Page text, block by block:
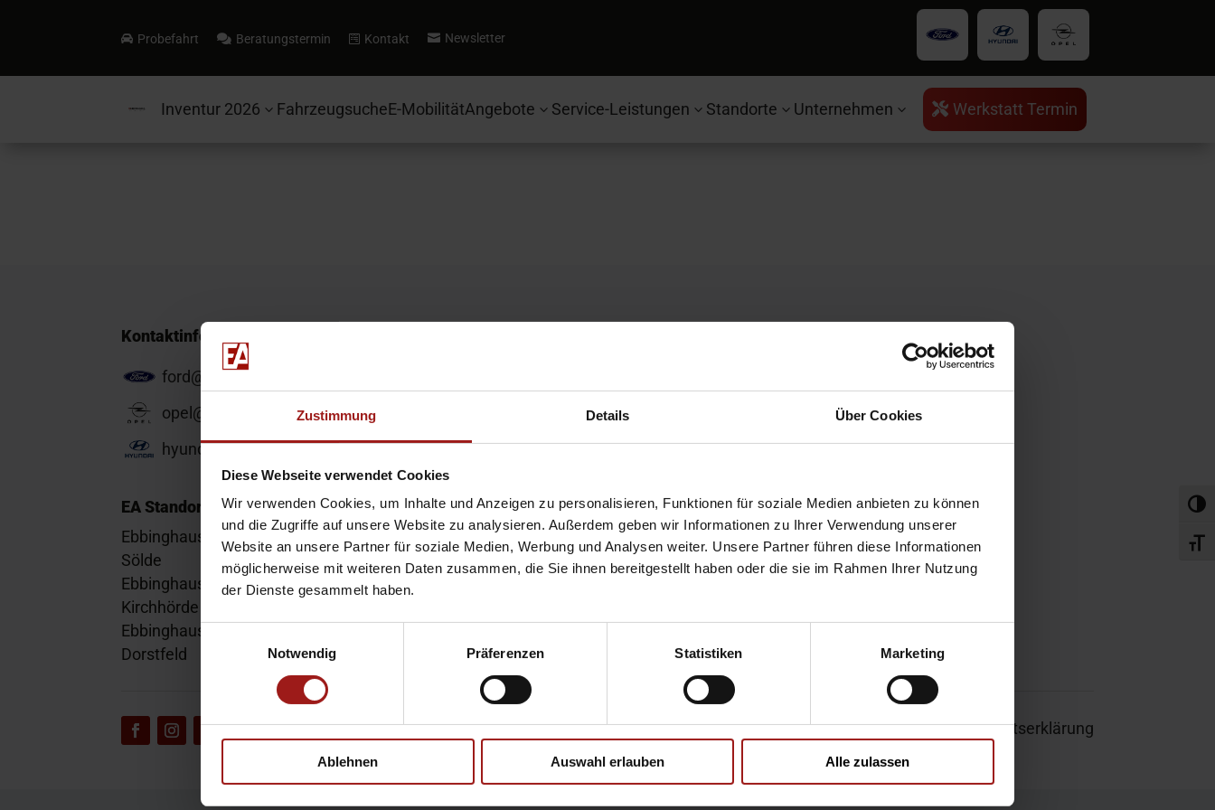
Zustimmung Details Über Cookies
Diese Webseite verwendet Cookies
Wir verwenden Cookies, um Inhalte und Anzeigen zu personalisieren, Funktionen für soziale Medien anbieten zu können
und die Zugriffe auf unsere Website zu analysieren. Außerdem geben wir Informationen zu Ihrer Verwendung unserer
Website an unsere Partner für soziale Medien, Werbung und Analysen weiter. Unsere Partner führen diese Informationen
möglicherweise mit weiteren Daten zusammen, die Sie ihnen bereitgestellt haben oder die sie im Rahmen Ihrer Nutzung
der Dienste gesammelt haben.
Einwilligungsauswahl
Notwendig
Präferenzen Statistiken Marketing
Ablehnen Auswahl erlauben Alle zulassen
 Probefahrt  Beratungstermin  Kontakt  Newsletter
Inventur 2026 3 FahrzeugsucheE-MobilitätAngebote 3 Service-Leistungen 3 Standorte 3 Unternehmen 3  Werkstatt Termin
Kontaktinformationen
ford@ea-mail.de
opel@ea-mail.de
hyundai@ea-mail.de
Ford
Opel
Beratungstermin
Probefahrt
EA Standorte
Ebbinghaus am Flughafen – Dortmund
Sölde
Ebbinghaus am Tierpark – Dortmund
Kirchhörde
Ebbinghaus Autozentrum – Dortmund
Dorstfeld
Ebbinghaus Ford Store – Bochum
Ebbinghaus in Hamm
Datenschutzerklärung|Impressum|Garantie|Barrierefreiheitserklärung